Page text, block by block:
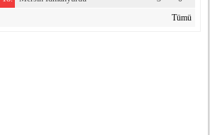
-3
Tümü